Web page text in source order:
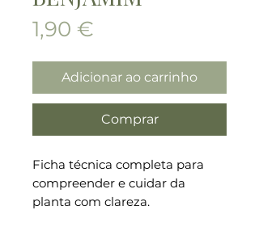
1,90 €
Adicionar ao carrinho
Comprar
Ficha técnica completa para
compreender e cuidar da
planta com clareza.